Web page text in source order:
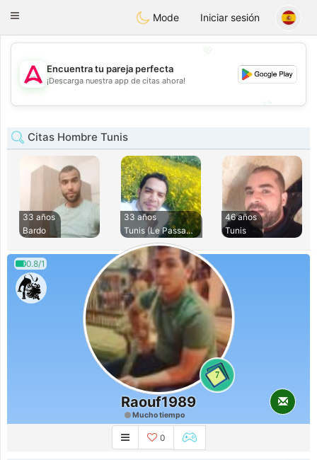
Tantôt
Toggle
Mode Iniciar sesión
💖
💕
Encuentra tu pareja perfecta
¡Descarga nuestra app de citas ahora!
Citas Hombre Tunis
33 años
Bardo
33 años
Tunis (Le Passage)
46 años
Tunis
0.8/1
7
Raouf1989
Mucho tiempo
0